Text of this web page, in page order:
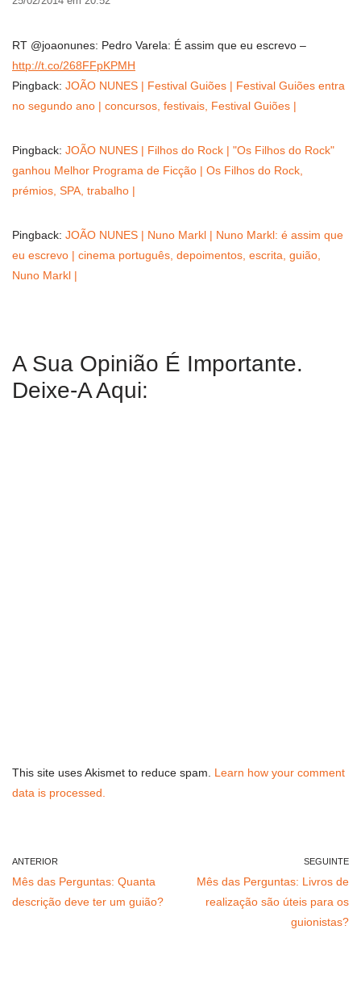
RT @joaonunes: Pedro Varela: É assim que eu escrevo –
http://t.co/268FFpKPMH
Pingback: JOÃO NUNES | Festival Guiões | Festival Guiões entra
no segundo ano | concursos, festivais, Festival Guiões |
Pingback: JOÃO NUNES | Filhos do Rock | "Os Filhos do Rock"
ganhou Melhor Programa de Ficção | Os Filhos do Rock,
prémios, SPA, trabalho |
Pingback: JOÃO NUNES | Nuno Markl | Nuno Markl: é assim que
eu escrevo | cinema português, depoimentos, escrita, guião,
Nuno Markl |
A Sua Opinião É Importante.
Deixe-A Aqui:
This site uses Akismet to reduce spam. Learn how your comment
data is processed.
ANTERIOR
Mês das Perguntas: Quanta
descrição deve ter um guião?
SEGUINTE
Mês das Perguntas: Livros de
realização são úteis para os
guionistas?